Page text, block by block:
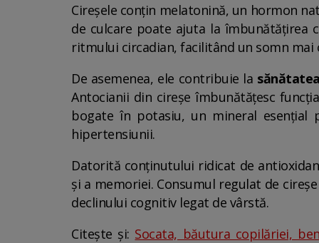
Cireșele conțin melatonină, un hormon
de culcare poate ajuta la îmbunătățirea
ritmului circadian, facilitând un somn
De asemenea, ele contribuie la
Antocianii din cireșe îmbunătățesc
bogate în potasiu, un mineral
hipertensiunii.
Datorită conținutului ridicat de
și a memoriei. Consumul regulat de
declinului cognitiv legat de vârstă.
Citește și: Socata, băutura copilăriei,